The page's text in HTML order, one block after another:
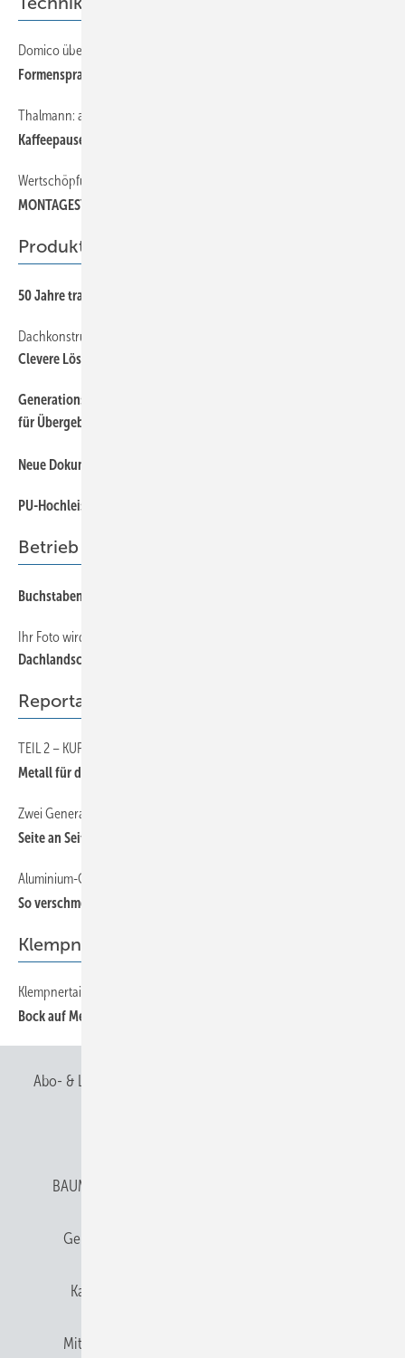
Domico überzeugt durch Flexibilität und Design
Formensprache
Thalmann: automatische Blechentnahmeeinheit
Kaffeepause gefällig?
Wertschöpfung auf Metalldächern
MON TAGESYSTEME FÜR SOLARMODULE
Produkte
50 Jahre transluzente Bauelemente
Dachkonstruktionen mit Kehlen oder Gauben
Clevere Lösung für alle Wasserfälle
Generationswechsel im Handwerk und Mittelstand – ein Minenfeld
für Übergeber und Übernehmer!
Neue Dokumentation der Informationsstelle Edelstahl Rostfrei
PU-Hochleistungsdämmung für schlanke Metalldächer
Betrieb
Buchs taben aus Metall
Ihr Foto wird gesucht
Dachlandschaften
Reportage
TEIL 2 – KUPPELBEKLEIDUNG MIT 3D-KUPFERRAUTEN
Metall für die Seele
Zwei Generationen unter einem Dach
Seite an Seite
Aluminium-Gebäudehülle von Zambelli
So verschmelzen Dach und Fassade
Klempnertainment
Klempnertainment
Bock auf Meer
Abo- & Leserservice
BAUMETALL abonnieren
Gentner Verlag
Karriere bei Gentner
Mitgliedschaften und Engagement